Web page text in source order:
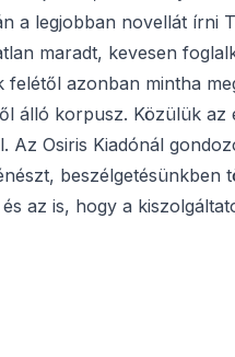
a legjobban novellát írni
maradt, kevesen
azonban mintha
álló korpusz. Közülük az
Az Osiris Kiadónál
beszélgetésünkben
az is, hogy a